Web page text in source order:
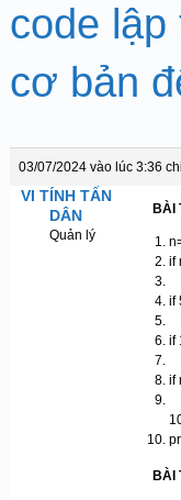
code
cơ bản
03/07/2024 vào lúc 3:36
VI TÍNH TẤN
DÂN
Quản lý
BÀI
if
if
if
if
BÀI